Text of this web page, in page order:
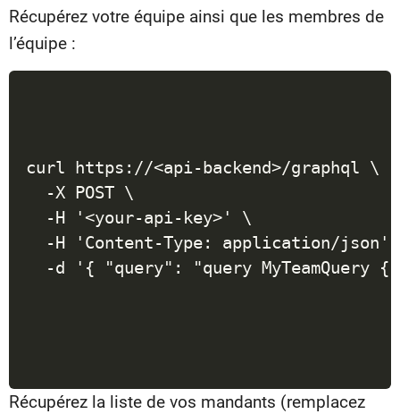
Récupérez votre équipe ainsi que les membres de
l’équipe :
curl https://<api-backend>/graphql \
  -X POST \
  -H '<your-api-key>' \
-H 'Content-Type: application/json'
-d '{ "query": "query MyTeamQuery
Récupérez la liste de vos mandants (remplacez